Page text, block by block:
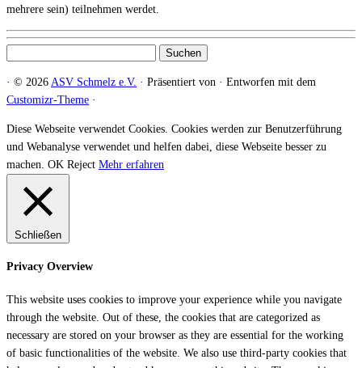
mehrere sein) teilnehmen werdet.
· © 2026 ASV Schmelz e.V. · Präsentiert von · Entworfen mit dem
Customizr-Theme ·
Diese Webseite verwendet Cookies. Cookies werden zur Benutzerführung
und Webanalyse verwendet und helfen dabei, diese Webseite besser zu
machen. OK Reject Mehr erfahren
Schließen
Privacy Overview
This website uses cookies to improve your experience while you navigate
through the website. Out of these, the cookies that are categorized as
necessary are stored on your browser as they are essential for the working
of basic functionalities of the website. We also use third-party cookies that